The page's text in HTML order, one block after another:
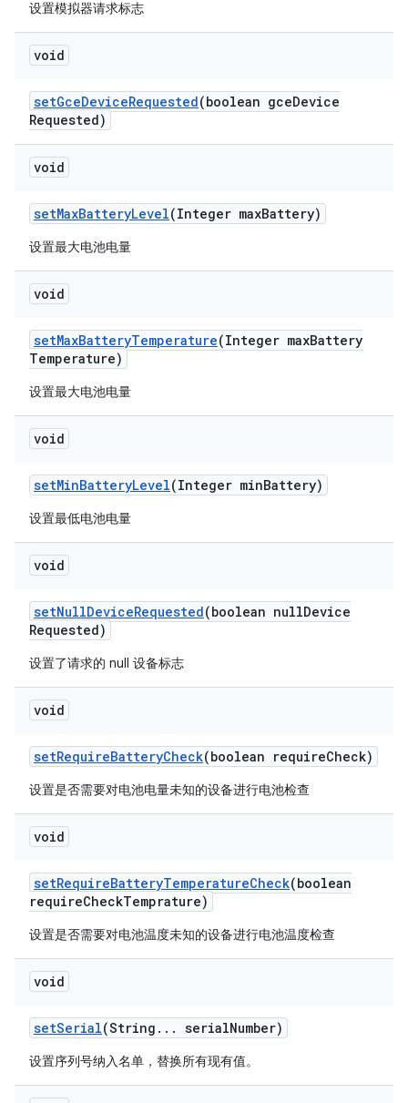
设置模拟器请求标志
void
setGceDeviceRequested(boolean gceDevice
Requested)
void
setMaxBatteryLevel(Integer maxBattery)
设置最大电池电量
void
setMaxBatteryTemperature(Integer maxBattery
Temperature)
设置最大电池电量
void
setMinBatteryLevel(Integer minBattery)
设置最低电池电量
void
setNullDeviceRequested(boolean nullDevice
Requested)
设置了请求的 null 设备标志
void
setRequireBatteryCheck(boolean requireCheck)
设置是否需要对电池电量未知的设备进行电池检查
void
setRequireBatteryTemperatureCheck(boolean
requireCheckTemprature)
设置是否需要对电池温度未知的设备进行电池温度检查
void
setSerial(String . . . serialNumber)
设置序列号纳入名单，替换所有现有值。